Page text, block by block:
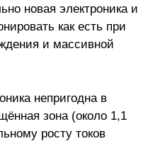
новая электроника и
как есть при
и массивной
непригодна в
зона (около 1,1
росту токов